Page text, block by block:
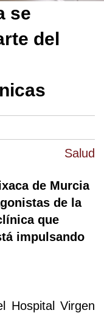
Salud
se
del
de Murcia
de la
que
impulsando
Hospital Virgen